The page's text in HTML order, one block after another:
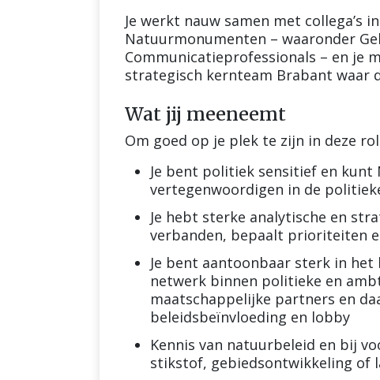
Je werkt nauw samen met collega’s
Natuurmonumenten – waaronder
Communicatieprofessionals – en je
strategisch kernteam Brabant waar
Wat jij meeneemt
Om goed op je plek te zijn in deze
Je bent politiek sensitief en
vertegenwoordigen in de
Je hebt sterke analytische en
verbanden, bepaalt prioriteiten
Je bent aantoonbaar sterk in het
netwerk binnen politieke en
maatschappelijke partners en
beleidsbeïnvloeding en lobby
Kennis van natuurbeleid en bij
stikstof, gebiedsontwikkeling of